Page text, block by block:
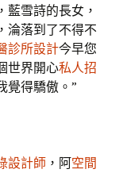
雪詩的長女，
淪落到了不得不
診所設計今早您
世界開心私人招
覺得驕傲。”
設計師 ，阿空間